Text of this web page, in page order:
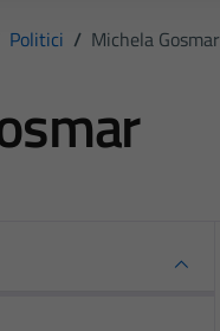
Politici / Michela Gosmar